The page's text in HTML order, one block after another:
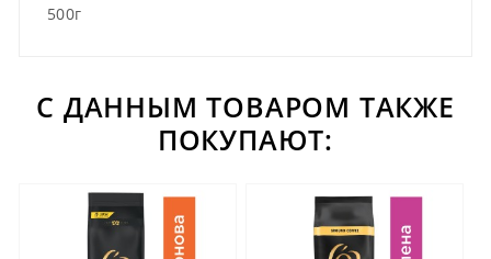
500г
С ДАННЫМ ТОВАРОМ ТАКЖЕ
ПОКУПАЮТ: